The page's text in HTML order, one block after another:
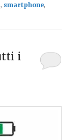
, smartphone,
i